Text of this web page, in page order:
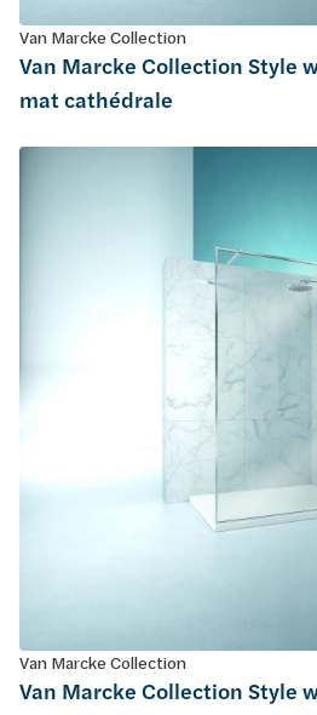
Van Marcke Collection
Van Marcke Collection Style
mat cathédrale
Van Marcke Collection
Van Marcke Collection Style